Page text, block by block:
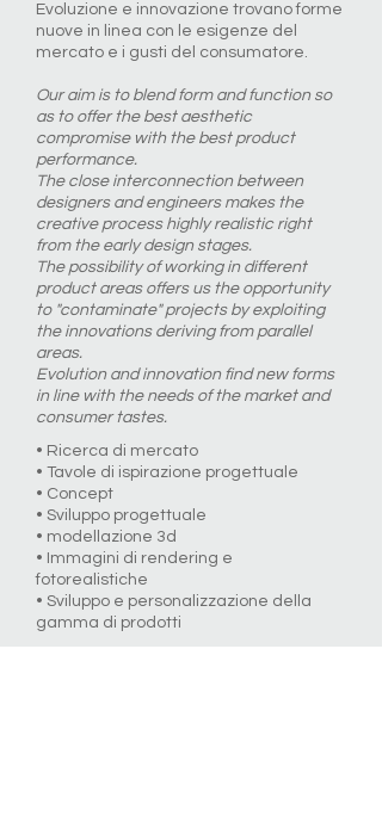
Evoluzione e innovazione trovano forme
nuove in linea con le esigenze del
mercato e i gusti del consumatore.
Our aim is to blend form and function so
as to offer the best aesthetic
compromise with the best product
performance.
The close interconnection between
designers and engineers makes the
creative process highly realistic right
from the early design stages.
The possibility of working in different
product areas offers us the opportunity
to "contaminate" projects by exploiting
the innovations deriving from parallel
areas.
Evolution and innovation find new forms
in line with the needs of the market and
consumer tastes.
• Ricerca di mercato
• Tavole di ispirazione progettuale
• Concept
• Sviluppo progettuale
• modellazione 3d
• Immagini di rendering e
fotorealistiche
• Sviluppo e personalizzazione della
gamma di prodotti